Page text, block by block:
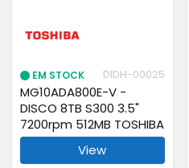
EM STOCK DIDH-00025
MG10ADA800E-V -
DISCO 8TB S300 3.5"
7200rpm 512MB TOSHIBA
View